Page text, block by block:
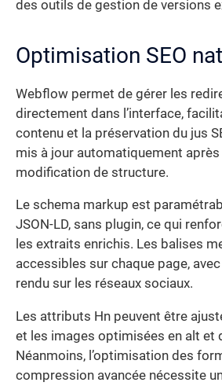
des outils de gestion de versions
Optimisation SEO
Webflow permet de gérer les
directement dans l’interface,
contenu et la préservation du jus
mis à jour automatiquement après
modification de structure.
Le schema markup est
JSON-LD, sans plugin, ce qui
les extraits enrichis. Les balises
accessibles sur chaque page,
rendu sur les réseaux sociaux.
Les attributs Hn peuvent être
et les images optimisées en alt et
Néanmoins, l’optimisation des
compression avancée nécessite